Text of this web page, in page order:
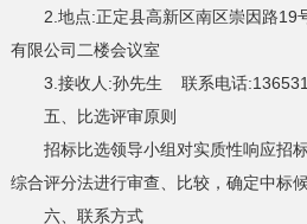
2.地点:正定县高新区南区崇因路19
有限公司二楼会议室
3.接收人:孙先生 联系电话
五、比选评审原则
招标比选领导小组对实质性响应招
综合评分法进行审查、比较，确定中标候
六、联系方式